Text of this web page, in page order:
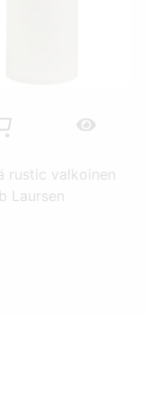
rustic valkoinen
Laursen